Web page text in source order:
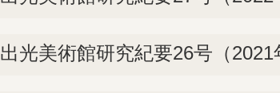
出光美術館研究紀要26号（2021